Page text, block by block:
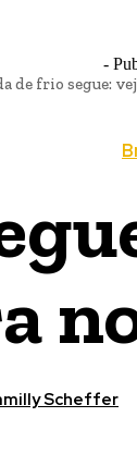
-
de frio segue:
Scheffer